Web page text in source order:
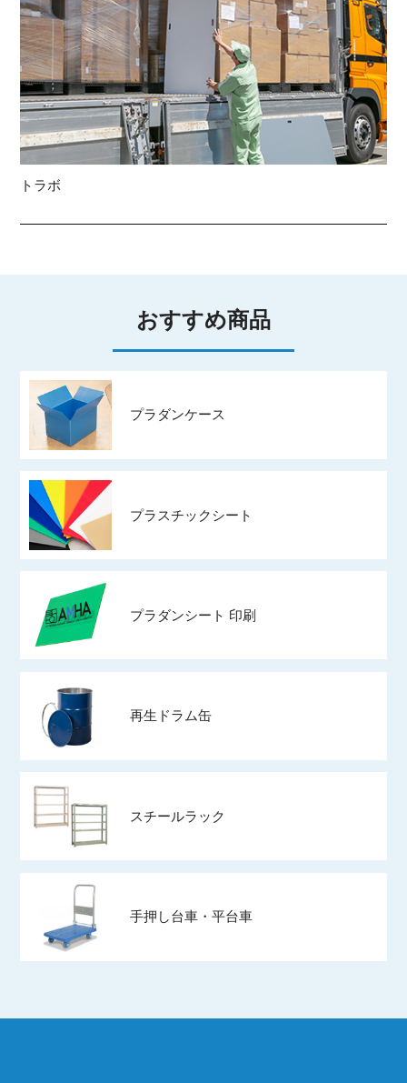
トラボ
おすすめ商品
プラダンケース
プラスチックシート
プラダンシート 印刷
再生ドラム缶
スチールラック
手押し台車・平台車